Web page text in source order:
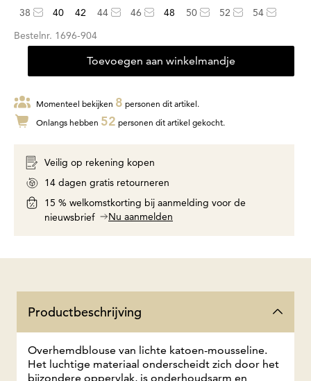
38 40 42 44 46 48 50 52
54
Bestelnr. 1696-904
Toevoegen aan winkelmandje
Momenteel bekijken 8 personen dit artikel.
Onlangs hebben 52 personen dit artikel gekocht.
Veilig op rekening kopen
14 dagen gratis retourneren
15 % welkomstkorting bij aanmelding voor de
nieuwsbrief
Nu aanmelden
Productbeschrijving
Overhemdblouse van lichte katoen-mousseline.
Het luchtige materiaal onderscheidt zich door het
bijzondere oppervlak, is onderhoudsarm en